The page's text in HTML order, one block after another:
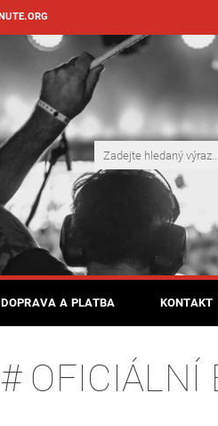
DOPRAVA A PLATBA KONTAKT
# OFICIÁLNÍ